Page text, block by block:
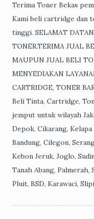
Terima Toner Bekas
Kami beli cartridge dan
tinggi. SELAMAT
TONER.TERIMA JUAL
MAUPUN JUAL BELI
MENYEDIAKAN
CARTRIDGE, TONER
Beli Tinta, Cartridge,
jemput untuk wilayah
Depok, Cikarang,
Bandung, Cilegon,
Kebon Jeruk, Joglo,
Tanah Abang, Palmerah,
Pluit, BSD, Karawaci,